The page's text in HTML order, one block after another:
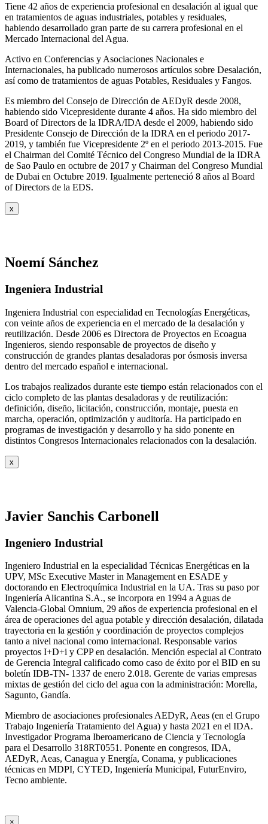
Tiene 42 años de experiencia profesional en desalación al igual que
en tratamientos de aguas industriales, potables y residuales,
habiendo desarrollado gran parte de su carrera profesional en el
Mercado Internacional del Agua.
Activo en Conferencias y Asociaciones Nacionales e
Internacionales, ha publicado numerosos artículos sobre Desalación,
así como de tratamientos de aguas Potables, Residuales y Fangos.
Es miembro del Consejo de Dirección de AEDyR desde 2008,
habiendo sido Vicepresidente durante 4 años. Ha sido miembro del
Board of Directors de la IDRA/IDA desde el 2009, habiendo sido
Presidente Consejo de Dirección de la IDRA en el periodo 2017-
2019, y también fue Vicepresidente 2º en el periodo 2013-2015. Fue
el Chairman del Comité Técnico del Congreso Mundial de la IDRA
de Sao Paulo en octubre de 2017 y Chairman del Congreso Mundial
de Dubai en Octubre 2019. Igualmente perteneció 8 años al Board
of Directors de la EDS.
x
Noemí Sánchez
Ingeniera Industrial
Ingeniera Industrial con especialidad en Tecnologías Energéticas,
con veinte años de experiencia en el mercado de la desalación y
reutilización. Desde 2006 es Directora de Proyectos en Ecoagua
Ingenieros, siendo responsable de proyectos de diseño y
construcción de grandes plantas desaladoras por ósmosis inversa
dentro del mercado español e internacional.
Los trabajos realizados durante este tiempo están relacionados con el
ciclo completo de las plantas desaladoras y de reutilización:
definición, diseño, licitación, construcción, montaje, puesta en
marcha, operación, optimización y auditoría. Ha participado en
programas de investigación y desarrollo y ha sido ponente en
distintos Congresos Internacionales relacionados con la desalación.
x
Javier Sanchis Carbonell
Ingeniero Industrial
Ingeniero Industrial en la especialidad Técnicas Energéticas en la
UPV, MSc Executive Master in Management en ESADE y
doctorando en Electroquímica Industrial en la UA. Tras su paso por
Ingeniería Alicantina S.A., se incorpora en 1994 a Aguas de
Valencia-Global Omnium, 29 años de experiencia profesional en el
área de operaciones del agua potable y dirección desalación, dilatada
trayectoria en la gestión y coordinación de proyectos complejos
tanto a nivel nacional como internacional. Responsable varios
proyectos I+D+i y CPP en desalación. Mención especial al Contrato
de Gerencia Integral calificado como caso de éxito por el BID en su
boletín IDB-TN- 1337 de enero 2.018. Gerente de varias empresas
mixtas de gestión del ciclo del agua con la administración: Morella,
Sagunto, Gandía.
Miembro de asociaciones profesionales AEDyR, Aeas (en el Grupo
Trabajo Ingeniería Tratamiento del Agua) y hasta 2021 en el IDA.
Investigador Programa Iberoamericano de Ciencia y Tecnología
para el Desarrollo 318RT0551. Ponente en congresos, IDA,
AEDyR, Aeas, Canagua y Energía, Conama, y publicaciones
técnicas en MDPI, CYTED, Ingeniería Municipal, FuturEnviro,
Tecno ambiente.
×